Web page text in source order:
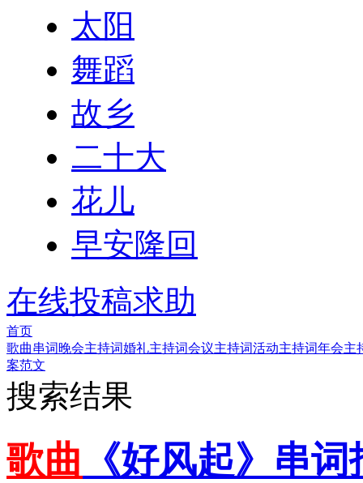
太阳
舞蹈
故乡
二十大
花儿
早安隆回
在线投稿求助
首页
歌曲串词晚会主持词婚礼主持词会议主持词活动主持词年会主
案范文
搜索结果
歌曲 《好风起》串